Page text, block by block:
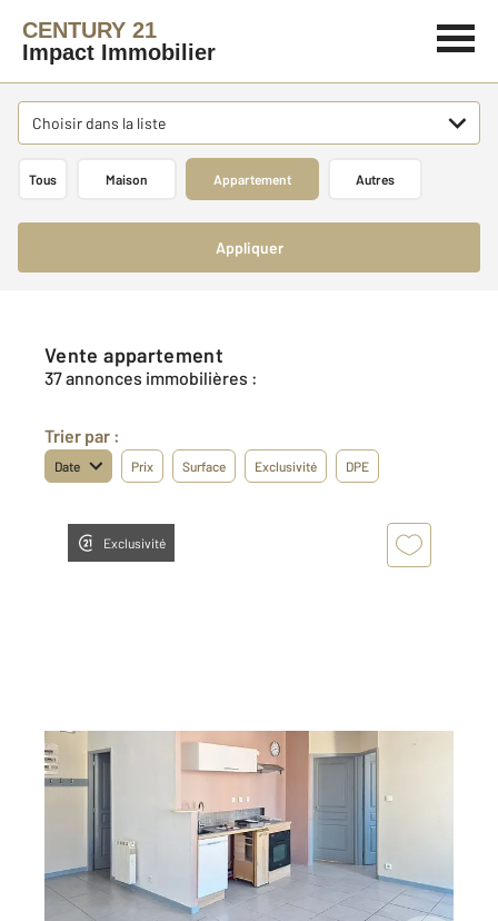
CENTURY 21
Impact Immobilier
Choisir dans la liste
Tous Maison Appartement Autres
Appliquer
Vente appartement
37 annonces immobilières :
Trier par :
Date Prix Surface Exclusivité DPE
Exclusivité
ALES 30
50 m
Ref : 264
Appartement à vendre
73 000 €